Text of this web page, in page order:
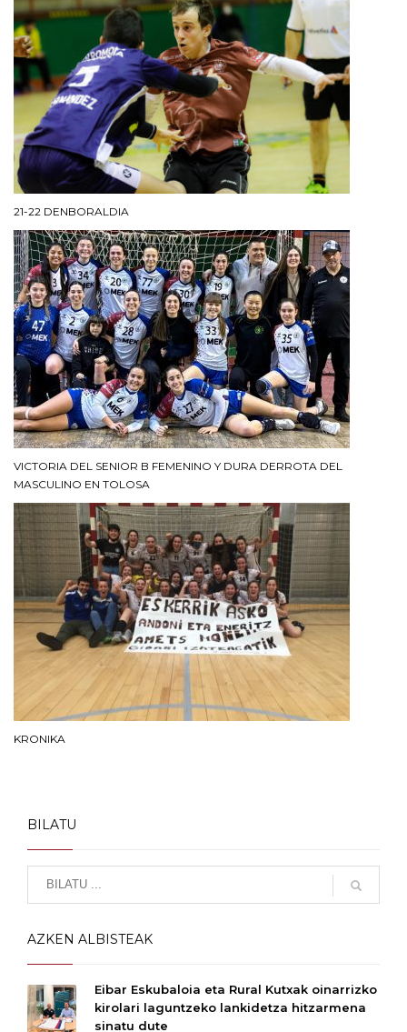
21-22 DENBORALDIA
VICTORIA DEL SENIOR B FEMENINO Y DURA DERROTA DEL
MASCULINO EN TOLOSA
KRONIKA
BILATU
AZKEN ALBISTEAK
Eibar Eskubaloia eta Rural Kutxak oinarrizko
kirolari laguntzeko lankidetza hitzarmena
sinatu dute